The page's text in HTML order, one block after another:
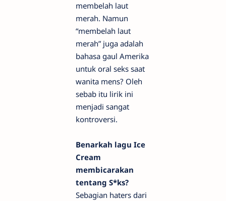
membelah laut
merah. Namun
“membelah laut
merah” juga adalah
bahasa gaul Amerika
untuk oral seks saat
wanita mens? Oleh
sebab itu lirik ini
menjadi sangat
kontroversi.
Benarkah lagu Ice
Cream
membicarakan
tentang S*ks?
Sebagian haters dari